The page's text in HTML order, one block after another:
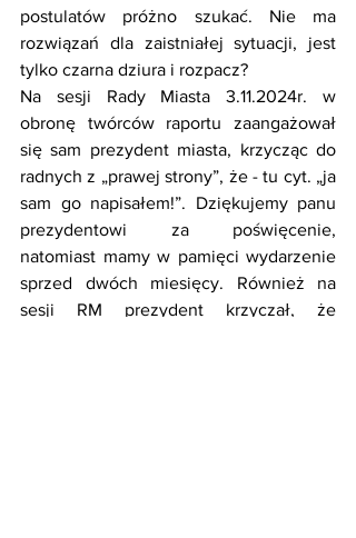
postulatów próżno szukać. Nie ma
rozwiązań dla zaistniałej sytuacji, jest
tylko czarna dziura i rozpacz?
Na sesji Rady Miasta 3.11.2024r. w
obronę twórców raportu zaangażował
się sam prezydent miasta, krzycząc do
radnych z „prawej strony”, że - tu cyt. „ja
sam go napisałem!”. Dziękujemy panu
prezydentowi za poświęcenie,
natomiast mamy w pamięci wydarzenie
sprzed dwóch miesięcy. Również na
sesji RM prezydent krzyczał, że